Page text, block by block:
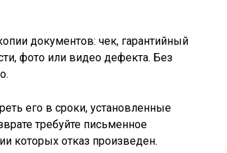
документов: чек, гарантийный
фото или видео дефекта. Без
его в сроки, установленные
требуйте письменное
которых отказ произведен.